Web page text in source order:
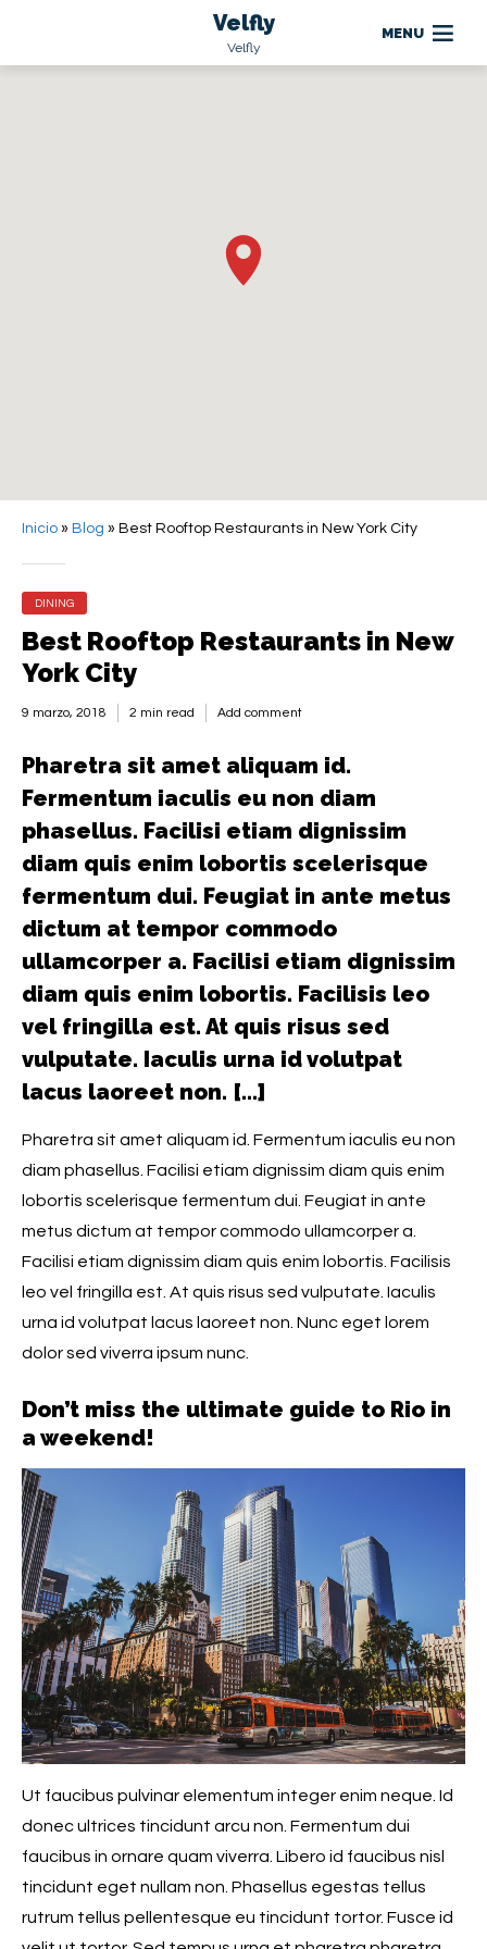
Velfly
Velfly
MENU
Inicio » Blog » Best Rooftop Restaurants in New York City
DINING
Best Rooftop Restaurants in New
York City
9 marzo, 2018 2 min read Add comment
Pharetra sit amet aliquam id.
Fermentum iaculis eu non diam
phasellus. Facilisi etiam dignissim
diam quis enim lobortis scelerisque
fermentum dui. Feugiat in ante metus
dictum at tempor commodo
ullamcorper a. Facilisi etiam dignissim
diam quis enim lobortis. Facilisis leo
vel fringilla est. At quis risus sed
vulputate. Iaculis urna id volutpat
lacus laoreet non. […]
Pharetra sit amet aliquam id. Fermentum iaculis eu non
diam phasellus. Facilisi etiam dignissim diam quis enim
lobortis scelerisque fermentum dui. Feugiat in ante
metus dictum at tempor commodo ullamcorper a.
Facilisi etiam dignissim diam quis enim lobortis. Facilisis
leo vel fringilla est. At quis risus sed vulputate. Iaculis
urna id volutpat lacus laoreet non. Nunc eget lorem
dolor sed viverra ipsum nunc.
Don’t miss the ultimate guide to Rio in
a weekend!
Ut faucibus pulvinar elementum integer enim neque. Id
donec ultrices tincidunt arcu non. Fermentum dui
faucibus in ornare quam viverra. Libero id faucibus nisl
tincidunt eget nullam non. Phasellus egestas tellus
rutrum tellus pellentesque eu tincidunt tortor. Fusce id